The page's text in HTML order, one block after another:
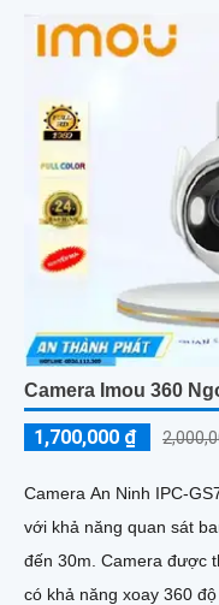
Camera Imou 360
1,700,000 ₫
Camera An Ninh IPC-
với khả năng quan sát
đến 30m. Camera được thiết kế đặc biệt cho dự án dân dụng,
có khả năng xoay 360